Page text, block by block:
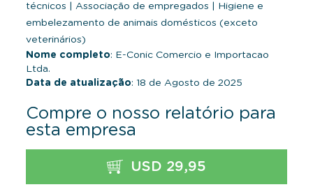
técnicos
Associação de empregados
Higiene e
embelezamento de animais domésticos (exceto
veterinários)
Nome completo: E-Conic Comercio e Importacao
Ltda.
Data de atualização: 18 de Agosto de 2025
Compre o nosso relatório para
esta empresa
USD 29,95